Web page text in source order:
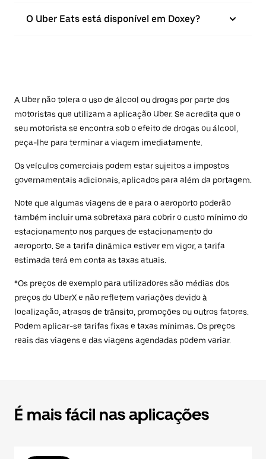
O Uber Eats está disponível em Doxey?
A Uber não tolera o uso de álcool ou drogas por parte dos
motoristas que utilizam a aplicação Uber. Se acredita que o
seu motorista se encontra sob o efeito de drogas ou álcool,
peça-lhe para terminar a viagem imediatamente.
Os veículos comerciais podem estar sujeitos a impostos
governamentais adicionais, aplicados para além da portagem.
Note que algumas viagens de e para o aeroporto poderão
também incluir uma sobretaxa para cobrir o custo mínimo do
estacionamento nos parques de estacionamento do
aeroporto. Se a tarifa dinâmica estiver em vigor, a tarifa
estimada terá em conta as taxas atuais.
*Os preços de exemplo para utilizadores são médias dos
preços do UberX e não refletem variações devido à
localização, atrasos de trânsito, promoções ou outros fatores.
Podem aplicar-se tarifas fixas e taxas mínimas. Os preços
reais das viagens e das viagens agendadas podem variar.
É mais fácil nas aplicações